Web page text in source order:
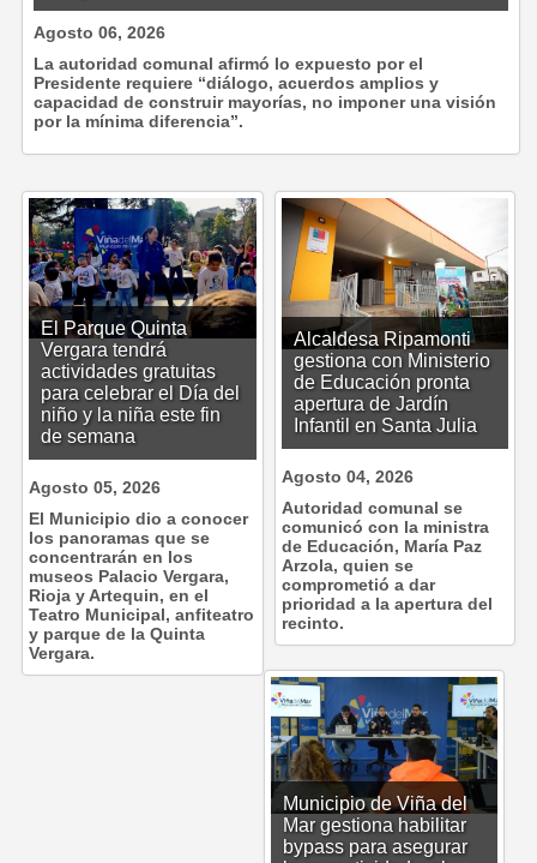
Agosto 06, 2026
La autoridad comunal afirmó lo expuesto por el
Presidente requiere “diálogo, acuerdos amplios y
capacidad de construir mayorías, no imponer una visión
por la mínima diferencia”.
El Parque Quinta
Vergara tendrá
actividades gratuitas
para celebrar el Día del
niño y la niña este fin
de semana
Agosto 05, 2026
El Municipio dio a conocer
los panoramas que se
concentrarán en los
museos Palacio Vergara,
Rioja y Artequin, en el
Teatro Municipal, anfiteatro
y parque de la Quinta
Vergara.
Alcaldesa Ripamonti
gestiona con Ministerio
de Educación pronta
apertura de Jardín
Infantil en Santa Julia
Agosto 04, 2026
Autoridad comunal se
comunicó con la ministra
de Educación, María Paz
Arzola, quien se
comprometió a dar
prioridad a la apertura del
recinto.
Municipio de Viña del
Mar gestiona habilitar
bypass para asegurar